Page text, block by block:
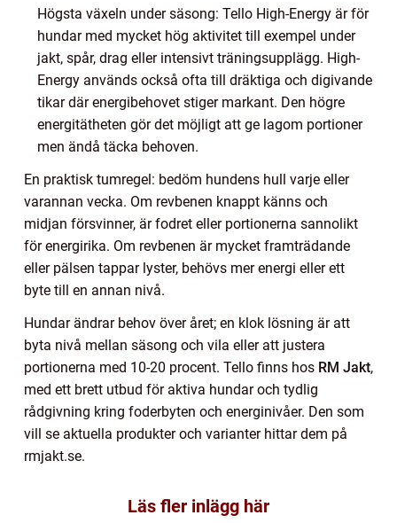
Högsta växeln under säsong: Tello High-Energy är för
hundar med mycket hög aktivitet till exempel under
jakt, spår, drag eller intensivt träningsupplägg. High-
Energy används också ofta till dräktiga och digivande
tikar där energibehovet stiger markant. Den högre
energitätheten gör det möjligt att ge lagom portioner
men ändå täcka behoven.
En praktisk tumregel: bedöm hundens hull varje eller
varannan vecka. Om revbenen knappt känns och
midjan försvinner, är fodret eller portionerna sannolikt
för energirika. Om revbenen är mycket framträdande
eller pälsen tappar lyster, behövs mer energi eller ett
byte till en annan nivå.
Hundar ändrar behov över året; en klok lösning är att
byta nivå mellan säsong och vila eller att justera
portionerna med 10-20 procent. Tello finns hos RM Jakt,
med ett brett utbud för aktiva hundar och tydlig
rådgivning kring foderbyten och energinivåer. Den som
vill se aktuella produkter och varianter hittar dem på
rmjakt.se.
Läs fler inlägg här